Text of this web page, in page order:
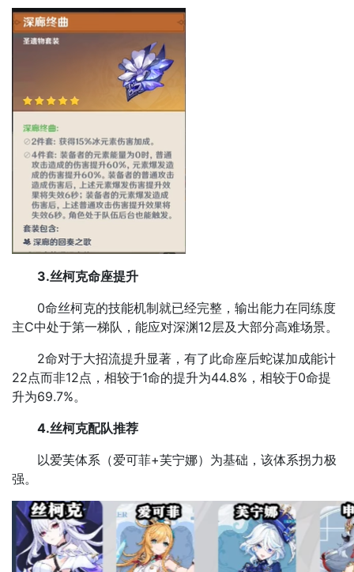
3.丝柯克命座提升
0命丝柯克的技能机制就已经完整，输出能力在同练度
主C中处于第一梯队，能应对深渊12层及大部分高难场景。
2命对于大招流提升显著，有了此命座后蛇谋加成能计
22点而非12点，相较于1命的提升为44.8%，相较于0命提
升为69.7%。
4.丝柯克配队推荐
以爱芙体系（爱可菲+芙宁娜）为基础，该体系拐力极
强。